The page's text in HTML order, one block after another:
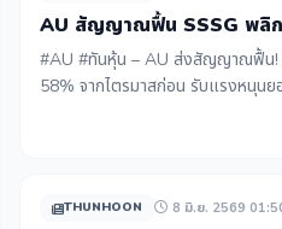
AU สัญญาณฟื้น SSSG พลิก
#AU #ทันหุ้น – AU ส่งสัญญาณฟื้น!
58% จากไตรมาสก่อน รับแรงหนุนย
บวก 5.7% คาดหนุนกำไรไตรมาส
THUNHOON 8 มิ.ย. 2569